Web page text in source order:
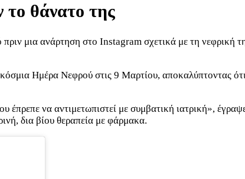
το θάνατο της
μια ανάρτηση στο Instagram σχετικά με τη νεφρική
Ημέρα Νεφρού στις 9 Μαρτίου, αποκαλύπτοντας
έπρεπε να αντιμετωπιστεί με συμβατική ιατρική»,
δια βίου θεραπεία με φάρμακα.